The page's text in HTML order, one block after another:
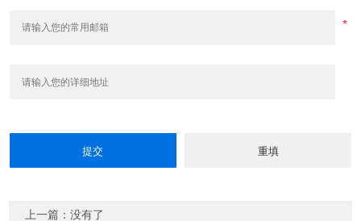
上一篇：没有了